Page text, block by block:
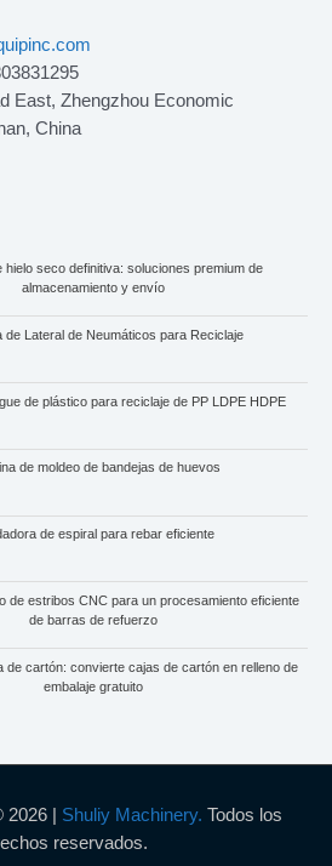
East, Zhengzhou Economic
China
hielo seco definitiva: soluciones premium de
almacenamiento y envío
de Lateral de Neumáticos para Reciclaje
de plástico para reciclaje de PP LDPE HDPE
de moldeo de bandejas de huevos
de espiral para rebar eficiente
de estribos CNC para un procesamiento eficiente
de barras de refuerzo
de cartón: convierte cajas de cartón en relleno de
embalaje gratuito
2026 | Shuliy Machinery. Todos los
reservados.